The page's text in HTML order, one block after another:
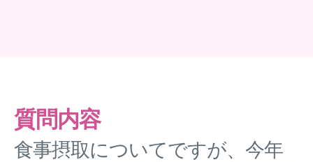
質問内容
食事摂取についてですが、今年